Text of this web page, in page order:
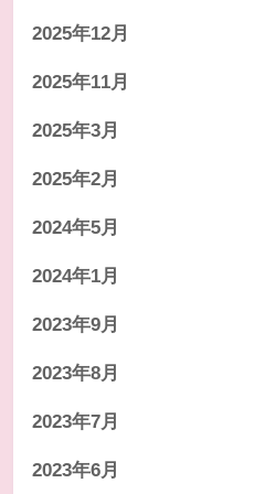
2025年12月
2025年11月
2025年3月
2025年2月
2024年5月
2024年1月
2023年9月
2023年8月
2023年7月
2023年6月